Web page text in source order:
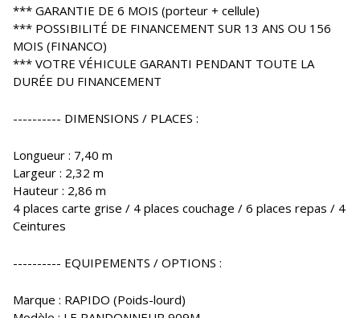
*** GARANTIE DE 6 MOIS (porteur + cellule)
*** POSSIBILITÉ DE FINANCEMENT SUR 13 ANS OU 156
MOIS (FINANCO)
*** VOTRE VÉHICULE GARANTI PENDANT TOUTE LA
DURÉE DU FINANCEMENT
---------- DIMENSIONS / PLACES :
Longueur : 7,40 m
Largeur : 2,32 m
Hauteur : 2,86 m
4 places carte grise / 4 places couchage / 6 places repas / 4
Ceintures
---------- EQUIPEMENTS / OPTIONS :
Marque : RAPIDO (Poids-lourd)